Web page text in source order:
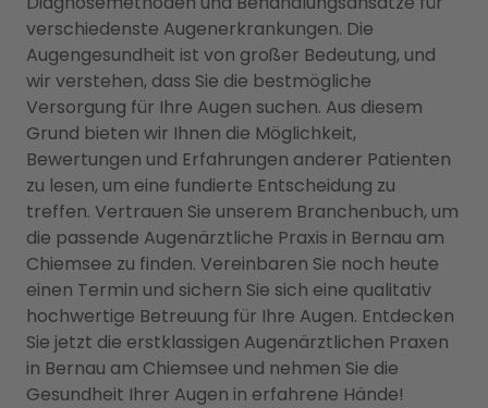
verschiedenste Augenerkrankungen. Die
Augengesundheit ist von großer Bedeutung, und
wir verstehen, dass Sie die bestmögliche
Versorgung für Ihre Augen suchen. Aus diesem
Grund bieten wir Ihnen die Möglichkeit,
Bewertungen und Erfahrungen anderer Patienten
zu lesen, um eine fundierte Entscheidung zu
treffen. Vertrauen Sie unserem Branchenbuch, um
die passende Augenärztliche Praxis in Bernau am
Chiemsee zu finden. Vereinbaren Sie noch heute
einen Termin und sichern Sie sich eine qualitativ
hochwertige Betreuung für Ihre Augen. Entdecken
Sie jetzt die erstklassigen Augenärztlichen Praxen
in Bernau am Chiemsee und nehmen Sie die
Gesundheit Ihrer Augen in erfahrene Hände!